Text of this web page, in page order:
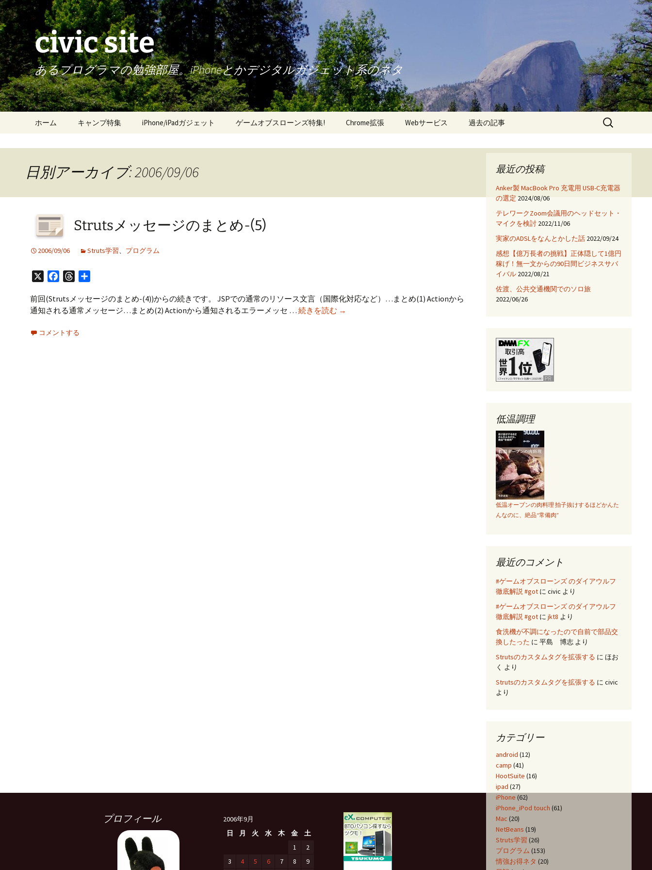
civic site
あるプログラマの勉強部屋。iPhoneとかデジタルガジェット系のネタ
ツ
へ
キ
ホーム キャンプ特集 iPhone/iPadガジェット ゲームオブスローンズ特集! Chrome拡張 Webサービス 過去の記事
iPhone7 フィルム・ケー
JNIを使ってみる
AjaxTagsを使ってみる
eclipse -乗り換え→
NetBeans
検
索:
日別アーカイブ: 2006/09/06
Strutsメッセージのまとめ-(5)
2006/09/06 Struts学習、 プログラム
FacebookThreads
前回(Strutsメッセージのまとめ-(4))からの続きです。 JSPでの通常のリソース文言（国際化対応など）…まとめ(1) Actionから
通知される通常メッセージ…まとめ(2) Actionから通知されるエラーメッセ … 続きを読む Struts
→
コメントする
最近の投稿
Anker製 MacBook Pro 充電用 USB-C充電器
の選定 2024/08/06
テレワークZoom会議用のヘッドセット・
マイクを検討 2022/11/06
実家のADSLをなんとかした話 2022/09/24
感想【億万長者の挑戦】正体隠して1億円
稼げ！無一文からの90日間ビジネスサバ
イバル 2022/08/21
佐渡、公共交通機関でのソロ旅
2022/06/26
低温調理
低温オーブンの肉料理 拍子抜けするほどかんた
んなのに、絶品“常備肉”
最近のコメント
#ゲームオブスローンズ のダイアウルフ
徹底解説 #got に civic より
#ゲームオブスローンズ のダイアウルフ
徹底解説 #got に jkt8 より
食洗機が不調になったので自前で部品交
換したった に 平島 博志 より
Strutsのカスタムタグを拡張する に ほお
く より
Strutsのカスタムタグを拡張する に civic
より
カテゴリー
android (12)
camp (41)
HootSuite (16)
ipad (27)
iPhone (62)
iPhone_iPod touch (61)
Mac (20)
NetBeans (19)
Struts学習 (26)
プログラム (153)
情強お得ネタ (20)
プロフィール
2006年9月
日
月 火 水 木 金
土
1
2
3
4 5 6 7 8 9